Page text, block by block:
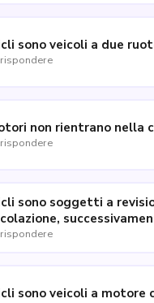
sono veicoli a due
non rientrano nella
sono soggetti a
sono veicoli a motore